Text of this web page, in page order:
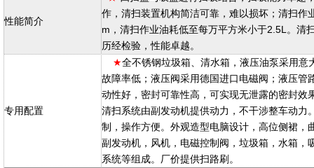
性能简介
作，清扫装置机构简洁可靠，难以损坏；清扫作
m，清扫作业油耗低至每万平方米小于2.5L。清
历经检验，性能卓越。
专用配置
★全不锈钢垃圾箱、清水箱， 液压油泵采用意
故障率低； 液压阀采用德国进口电磁阀 ； 液压管
动性好，密封可靠性高，可实现无泄露的密封效
清扫系统由副发动机提供动力，不干涉整车动力
制，操作方便。外观造型电脑设计，高位侧裙，
副发动机，风机，电磁控制阀，垃圾箱，水箱，
系统等组成。厂价提供扫路刷。